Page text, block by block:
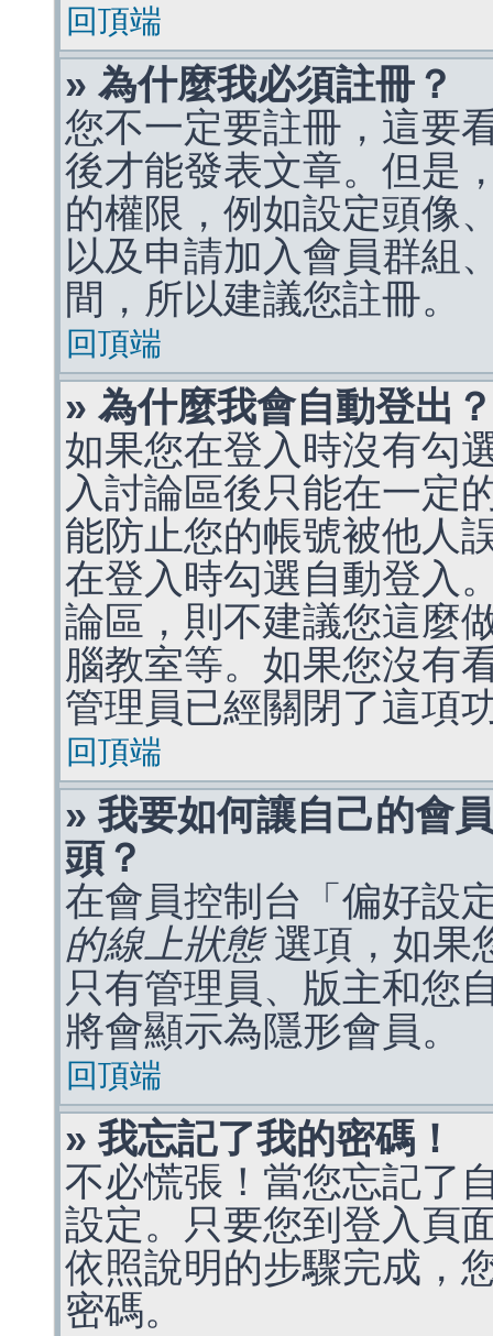
回頂端
» 為什麼我必須註冊？
您不一定要註冊，這要
後才能發表文章。但是
的權限，例如設定頭像
以及申請加入會員群組
間，所以建議您註冊。
回頂端
» 為什麼我會自動登出？
如果您在登入時沒有勾
入討論區後只能在一定
能防止您的帳號被他人
在登入時勾選自動登入
論區，則不建議您這麼
腦教室等。如果您沒有
管理員已經關閉了這項
回頂端
» 我要如何讓自己的會
頭？
在會員控制台「偏好設
的線上狀態選項，如果
只有管理員、版主和您
將會顯示為隱形會員。
回頂端
» 我忘記了我的密碼！
不必慌張！當您忘記了
設定。只要您到登入頁
依照說明的步驟完成，
密碼。